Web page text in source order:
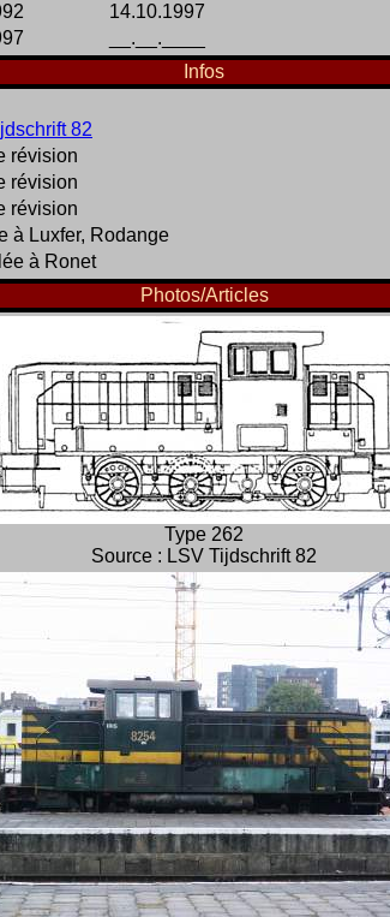
14.10.1997
__.__.____
Infos
82
révision
révision
révision
à Luxfer, Rodange
à Ronet
Photos/Articles
Type 262
Source : LSV Tijdschrift 82